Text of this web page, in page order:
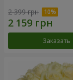
2 399 грн
Заказать